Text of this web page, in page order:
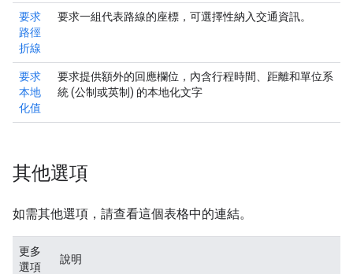
要求
路徑
折線
要求一組代表路線的座標，可選擇性納入交通資訊。
要求
本地
化值
要求提供額外的回應欄位，內含行程時間、距離和單位系
統 (公制或英制) 的本地化文字
其他選項
如需其他選項，請查看這個表格中的連結。
更多
選項
說明